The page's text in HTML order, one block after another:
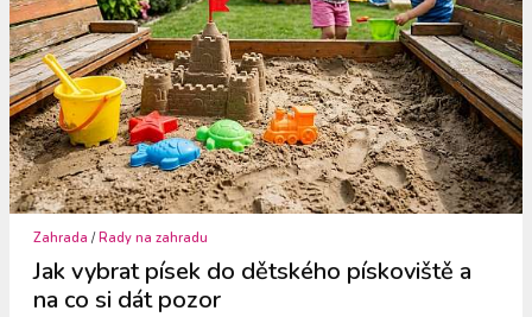
Zahrada /Rady na zahradu
Jak vybrat písek do dětského pískoviště a
na co si dát pozor